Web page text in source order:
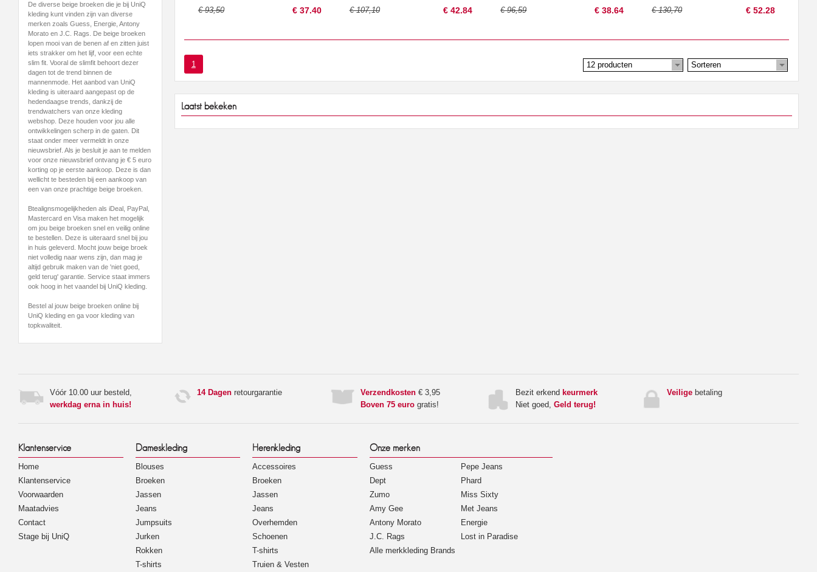
De diverse beige broeken die je bij UniQ
kleding kunt vinden zijn van diverse
merken zoals Guess, Energie, Antony
Morato en J.C. Rags. De beige broeken
lopen mooi van de benen af en zitten juist
iets strakker om het lijf, voor een echte
slim fit. Vooral de slimfit behoort dezer
dagen tot de trend binnen de
mannenmode. Het aanbod van UniQ
kleding is uiteraard aangepast op de
hedendaagse trends, dankzij de
trendwatchers van onze kleding
webshop. Deze houden voor jou alle
ontwikkelingen scherp in de gaten. Dit
staat onder meer vermeldt in onze
nieuwsbrief. Als je besluit je aan te melden
voor onze nieuwsbrief ontvang je € 5 euro
korting op je eerste aankoop. Deze is dan
wellicht te besteden bij een aankoop van
een van onze prachtige beige broeken.
Btealignsmogelijkheden als iDeal, PayPal,
Mastercard en Visa maken het mogelijk
om jou beige broeken snel en veilig online
te bestellen. Deze is uiteraard snel bij jou
in huis geleverd. Mocht jouw beige broek
niet volledig naar wens zijn, dan mag je
altijd gebruik maken van de 'niet goed,
geld terug' garantie. Service staat immers
ook hoog in het vaandel bij UniQ kleding.
Bestel al jouw beige broeken online bij
UniQ kleding en ga voor kleding van
topkwaliteit.
€ 93,50 € 37.40 € 107,10 € 42.84 € 96,59 € 38.64 € 130,70 € 52.28
1 12 producten Sorteren
Laatst bekeken
Vóór 10.00 uur besteld,
werkdag erna in huis!
14 Dagenretourgarantie Verzendkosten€ 3,95
Boven 75 eurogratis!
Bezit erkend keurmerk
Niet goed,Geld terug!
Veilige betaling
Klantenservice
Home
Klantenservice
Voorwaarden
Maatadvies
Contact
Stage bij UniQ
Dameskleding
Blouses
Broeken
Jassen
Jeans
Jumpsuits
Jurken
Rokken
T-shirts
Herenkleding
Accessoires
Broeken
Jassen
Jeans
Overhemden
Schoenen
T-shirts
Truien & Vesten
Onze merken
Guess
Pepe Jeans
Dept
Phard
Zumo
Miss Sixty
Amy Gee
Met Jeans
Antony Morato
Energie
J.C. Rags
Lost in Paradise
Alle merkkleding Brands